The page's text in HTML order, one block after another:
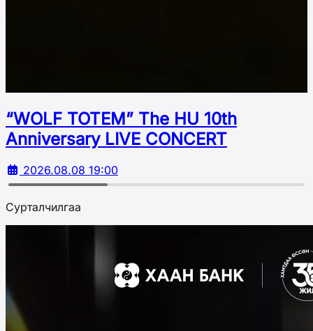
“WOLF TOTEM” The HU 10th
Аnniversary LIVE CONCERT
2026.08.08 19:00
Сурталчилгаа